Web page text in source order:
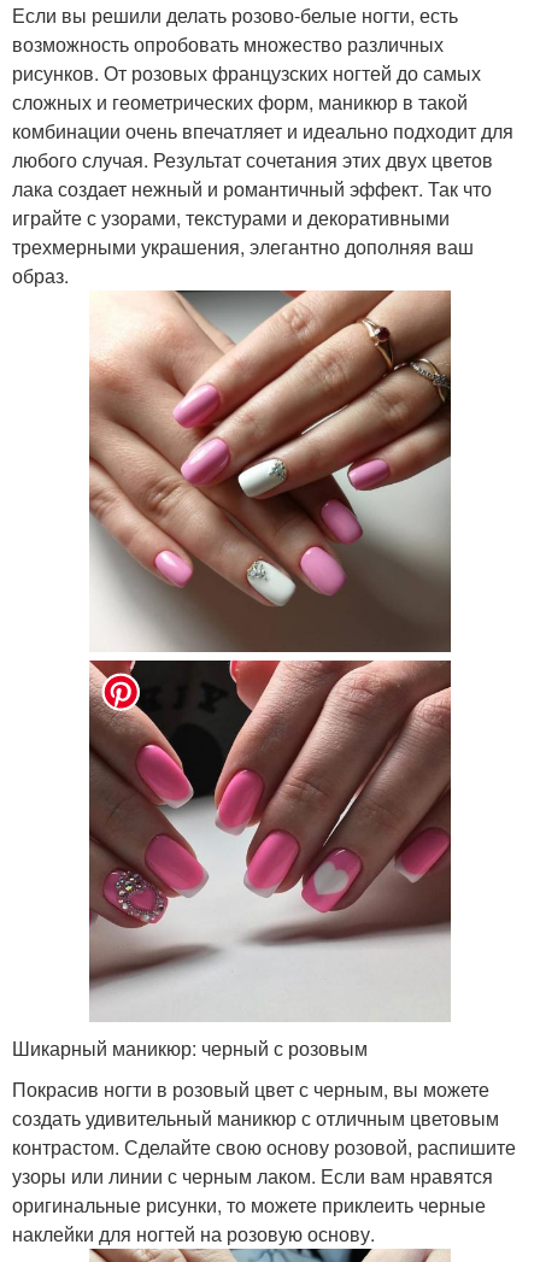
Если вы решили делать розово-белые ногти, есть
возможность опробовать множество различных
рисунков. От розовых французских ногтей до самых
сложных и геометрических форм, маникюр в такой
комбинации очень впечатляет и идеально подходит для
любого случая. Результат сочетания этих двух цветов
лака создает нежный и романтичный эффект. Так что
играйте с узорами, текстурами и декоративными
трехмерными украшения, элегантно дополняя ваш
образ.
Шикарный маникюр: черный с розовым
Покрасив ногти в розовый цвет с черным, вы можете
создать удивительный маникюр с отличным цветовым
контрастом. Сделайте свою основу розовой, распишите
узоры или линии с черным лаком. Если вам нравятся
оригинальные рисунки, то можете приклеить черные
наклейки для ногтей на розовую основу.